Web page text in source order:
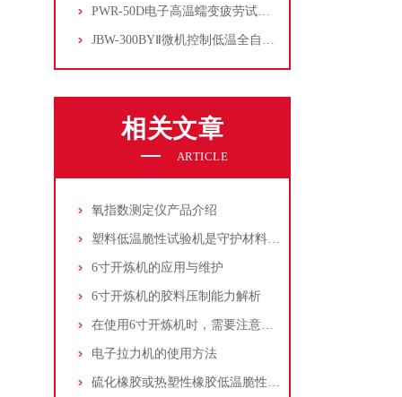
PWR-50D电子高温蠕变疲劳试验机
JBW-300BYⅡ微机控制低温全自动冲击试验机
相关文章
ARTICLE
氧指数测定仪产品介绍
塑料低温脆性试验机是守护材料低温性能的“冷峻哨兵”
6寸开炼机的应用与维护
6寸开炼机的胶料压制能力解析
在使用6寸开炼机时，需要注意以下几个问题
电子拉力机的使用方法
硫化橡胶或热塑性橡胶低温脆性的测定